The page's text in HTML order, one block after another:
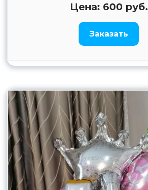
Цена: 600 руб.
Заказать